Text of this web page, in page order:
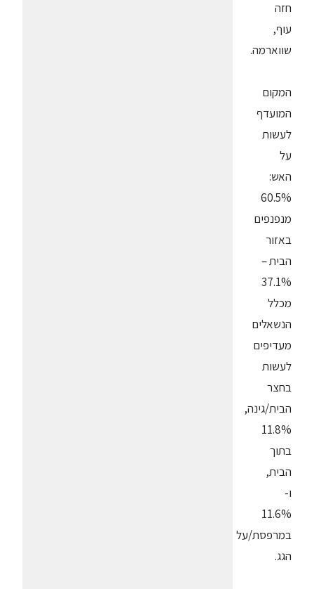
חזה
עוף,
שווארמה.
המקום
המועדף
לעשות
על
האש:
60.5%
מנפנפים
באזור
הבית –
37.1%
מכלל
הנשאלים
מעדיפים
לעשות
בחצר
הבית/גינה,
11.8%
בתוך
הבית,
ו-
11.6%
במרפסת/על
הגג.